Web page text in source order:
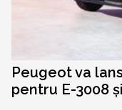
Peugeot va
pentru E-3008